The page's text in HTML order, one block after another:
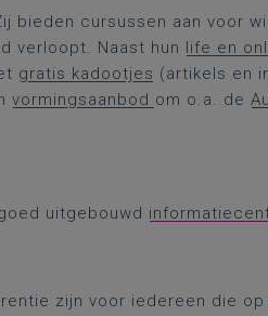
bieden cursussen aan voor
verloopt. Naast hun life en
gratis kadootjes (artikels en
vormingsaanbod om o.a. de
uitgebouwd
zijn voor iedereen die